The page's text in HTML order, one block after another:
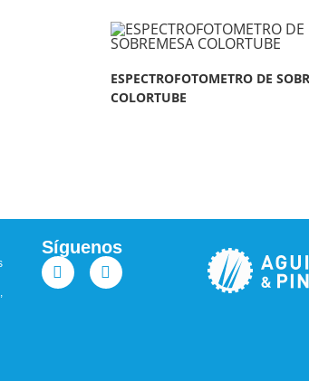
ESPECTROFOTOMETRO DE
COLORTUBE
Síguenos